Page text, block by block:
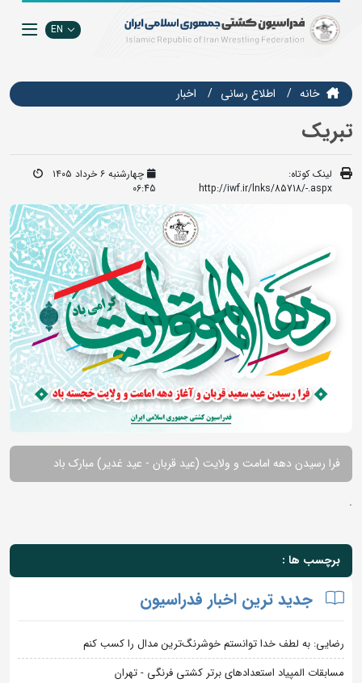
EN
خانه اطلاع رسانی اخبار
تبریک
لینک کوتاه:
http://iwf.ir/lnks/85718/-.aspx
چهارشنبه ۶ خرداد ۱۴۰۵
06:45
فرا رسیدن دهه امامت و ولایت (عید قربان - عید غدیر) مبارک باد
.
برچسب ها :
جدید ترین اخبار فدراسیون
رضایی: به لطف خدا توانستم خوشرنگ‌ترین مدال را کسب کنم
مسابقات المپیاد استعدادهای برتر کشتی فرنگی - تهران